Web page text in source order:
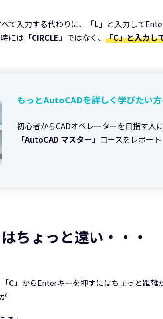
べて入力する代わりに、 「L」 と入力して
には 「CIRCLE」 ではなく、 「C」と入力し
もっとAutoCADを詳しく学びたい
初心者からCADオペレーターを目指す人
「AutoCAD マスター」 コースをレポート
ちょっと遠い・・・
「C」 からEnterキーを押すにはちょっと距離